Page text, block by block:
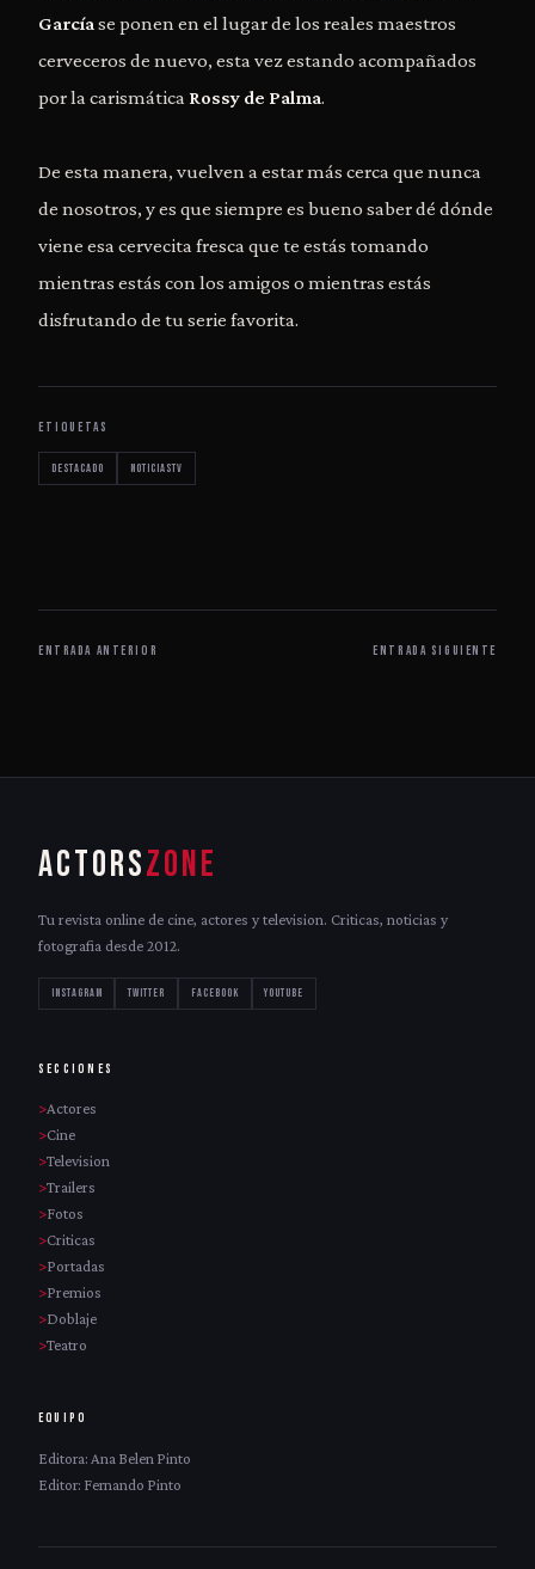
Garcíase ponen en el lugar de los reales maestros
cerveceros de nuevo, esta vez estando acompañados
por la carismática Rossy de Palma.
De esta manera, vuelven a estar más cerca que nunca
de nosotros, y es que siempre es bueno saber dé dónde
viene esa cervecita fresca que te estás tomando
mientras estás con los amigos o mientras estás
disfrutando de tu serie favorita.
ETIQUETAS
destacado noticiastv
ENTRADA ANTERIOR ENTRADA SIGUIENTE
ACTORSZONE
Tu revista online de cine, actores y television. Criticas, noticias y
fotografia desde 2012.
INSTAGRAM TWITTER FACEBOOK YOUTUBE
SECCIONES
Actores
Cine
Television
Trailers
Fotos
Criticas
Portadas
Premios
Doblaje
Teatro
EQUIPO
Editora: Ana Belen Pinto
Editor: Fernando Pinto